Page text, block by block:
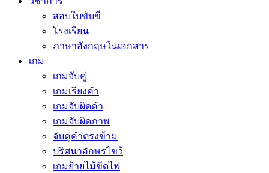
สอบใบขับขี่
โรงเรียน
ภาษาอังกฤษในเอกสาร
เกม
เกมจับคู่
เกมเรียงคำ
เกมจับผิดคำ
เกมจับผิดภาพ
จับคู่คำตรงข้าม
ปริศนาอักษรไขว้
เกมย้ายไม้ขีดไฟ